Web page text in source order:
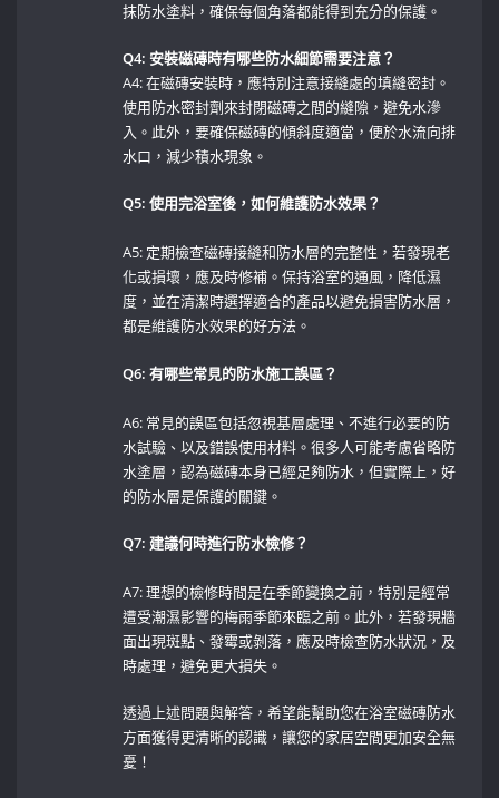
抹防水塗料，確保每個角落都能得到充分的保護。
Q4: 安裝磁磚時有哪些防水細節需要注意？
A4: 在磁磚安裝時，應特別注意接縫處的填縫密封。
使用防水密封劑來封閉磁磚之間的縫隙，避免水滲
入。此外，要確保磁磚的傾斜度適當，便於水流向排
水口，減少積水現象。
Q5:​ 使用完浴室後，如何維護防水效果？
A5: 定期檢查磁磚接縫和防水層的完整性，若發現老
化或損壞，應及時修補。保持浴室的通風，降低濕
度，並在清潔時選擇適合的產品以避免損害防水層，
都是維護防水效果的好方法。
Q6: 有哪些常見的防水施工誤區？
A6: 常見的誤區包括忽視基層處理、不進行必要的防
水試驗、以及錯誤使用材料。很多人可能考慮省略防
水塗層，認為磁磚本身已經足夠防水，但實際上，好
的防水層是保護的關鍵。
Q7: 建議何時進行防水檢修？
A7: 理想的檢修時間是在季節變換之前，特別是經常
遭受潮濕影響的梅雨季節來臨之前。此外，若發現牆
面出現斑點、發霉或剝落，應及時檢查防水狀況，及
時處理，避免更大損失。
透過上述問題與解答，希望能幫助您在浴室磁磚防水
方面獲得更清晰的認識，讓您的家居空間更加安全無
憂！